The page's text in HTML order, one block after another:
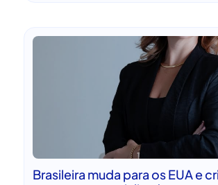
Brasileira muda para os EUA e